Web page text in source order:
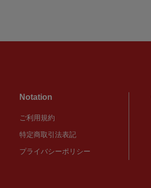
Notation
ご利用規約
特定商取引法表記
プライバシーポリシー